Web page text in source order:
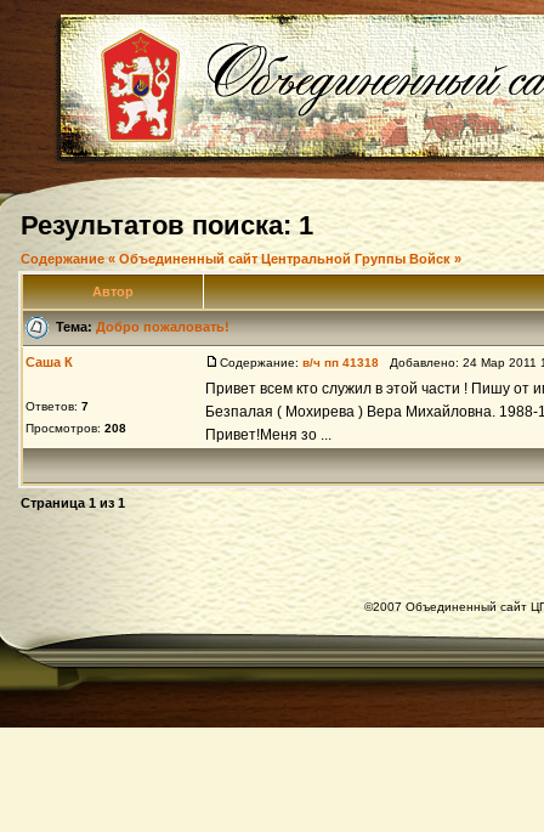
Результатов поиска: 1
Содержание « Объединенный сайт Центральной Группы Войск »
Автор
Тема:Добро пожаловать!
Саша К
Ответов: 7
Просмотров: 208
Содержание: в/ч пп 41318 Добавлено: 24 Мар
Привет всем кто служил в этой части ! Пишу от
Безпалая ( Мохирева ) Вера Михайловна. 1988-
Привет!Меня зо ...
Страница1 из 1
©2007 Объединенный сайт